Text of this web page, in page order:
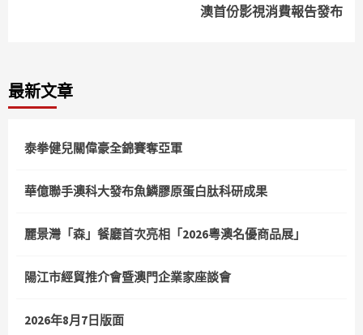
澳首份影視消費報告發布
最新文章
泰拳健兒關偉豪全錦賽奪亞軍
華億聯手澳科大發布魚鱗膠原蛋白肽科研成果
麗景灣「森」餐廳首次亮相「2026粵澳名優商品展」
陽江市經貿推介會暨澳門企業家座談會
2026年8月7日版面